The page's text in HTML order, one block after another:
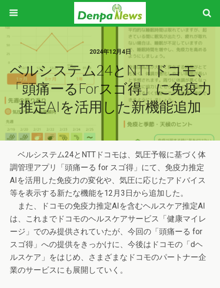
2024年12月4日
ベルシステム24とNTTドコモ、
「頭痛ーるforスゴ得」に免疫力
推定AIを活用した新機能追加
ベルシステム24とNTTドコモは、気圧予報に基づく体
調管理アプリ「頭痛ーる for スゴ得」にて、免疫力推定
AIを活用した免疫力の変化や、気圧に応じたアドバイス
等を表示する新たな機能を12月3日から追加した。
また、ドコモの免疫力推定AIを含むヘルスケア推定AI
は、これまでドコモのヘルスケアサービス「健康マイレ
ージ」でのみ提供されていたが、今回の「頭痛ーる for
スゴ得」への提供をきっかけに、今後はドコモの「dヘ
ルスケア」をはじめ、さまざまなドコモのパートナー企
業のサービスにも展開していく。